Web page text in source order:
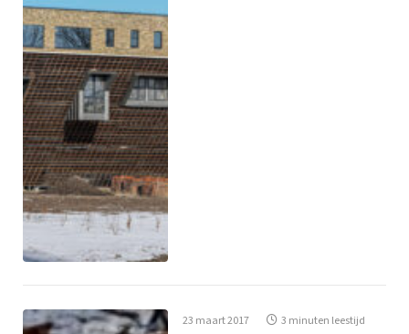
23 maart 2017 3 minuten leestijd